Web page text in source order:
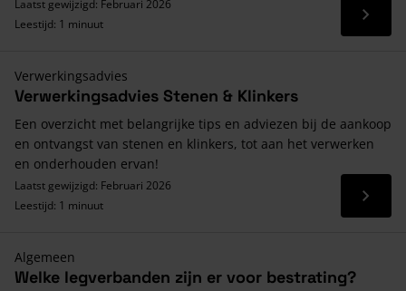
Laatst gewijzigd: Februari 2026
Leestijd: 1 minuut
Lees
Verwerkingsadvies
Verwerkingsadvies Stenen & Klinkers
Een overzicht met belangrijke tips en adviezen bij de aankoop
en ontvangst van stenen en klinkers, tot aan het verwerken
en onderhouden ervan!
Laatst gewijzigd: Februari 2026
Leestijd: 1 minuut
Lees
Algemeen
Welke legverbanden zijn er voor bestrating?